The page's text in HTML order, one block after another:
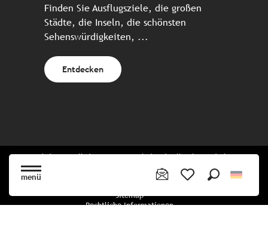
menü
Finden Sie Ausflugsziele, die großen
Städte, die Inseln, die schönsten
Sehenswürdigkeiten, ...
Entdecken
Website erstellt in Zusammenarbeit mit allen bretonischen
Tourismuspartnern
Sitemap
Rechtliche Informationen